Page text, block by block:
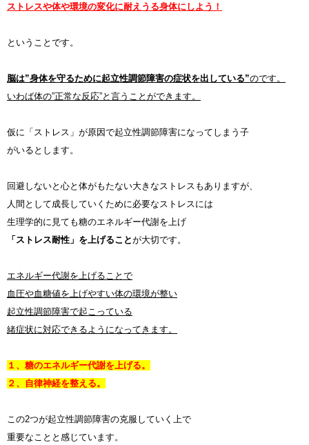
ストレスや体や環境の変化に耐えうる身体にしよう！
ということです。
脳は”身体を守るために起立性調節障害の症状を出している”のです。
いわば体の”正常な反応”と言うことができます。
仮に「ストレス」が原因で起立性調節障害になってしまう子
がいるとします。
回避しないと心と体がもたない大きなストレスもありますが、
人間として成長していくために必要なストレスには
生理学的に見ても糖のエネルギー代謝を上げ
「ストレス耐性」を上げることが大切です。
エネルギー代謝を上げることで
血圧や血糖値を上げやすい体の環境が整い
起立性調節障害で起こっている
緒症状に対応できるようになってきます。
１、糖のエネルギー代謝を上げる。
２、自律神経を整える。
この2つが起立性調節障害の克服していく上で
重要なことと感じています。